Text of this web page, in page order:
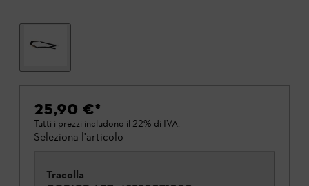
25,90 €*
Tutti i prezzi includono il 22% di IVA.
Seleziona l'articolo
Tracolla